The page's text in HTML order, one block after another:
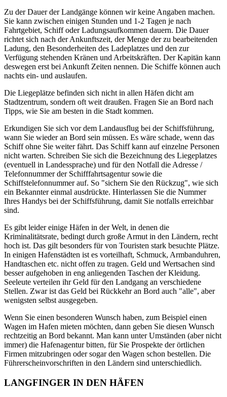
Zu der Dauer der Landgänge können wir keine Angaben machen.
Sie kann zwischen einigen Stunden und 1-2 Tagen je nach
Fahrtgebiet, Schiff oder Ladungsaufkommen dauern. Die Dauer
richtet sich nach der Ankunftszeit, der Menge der zu bearbeitenden
Ladung, den Besonderheiten des Ladeplatzes und den zur
Verfügung stehenden Kränen und Arbeitskräften. Der Kapitän kann
deswegen erst bei Ankunft Zeiten nennen. Die Schiffe können auch
nachts ein- und auslaufen.
Die Liegeplätze befinden sich nicht in allen Häfen dicht am
Stadtzentrum, sondern oft weit draußen. Fragen Sie an Bord nach
Tipps, wie Sie am besten in die Stadt kommen.
Erkundigen Sie sich vor dem Landausflug bei der Schiffsführung,
wann Sie wieder an Bord sein müssen. Es wäre schade, wenn das
Schiff ohne Sie weiter fährt. Das Schiff kann auf einzelne Personen
nicht warten. Schreiben Sie sich die Bezeichnung des Liegeplatzes
(eventuell in Landessprache) und für den Notfall die Adresse /
Telefonnummer der Schifffahrtsagentur sowie die
Schiffstelefonnummer auf. So "sichern Sie den Rückzug", wie sich
ein Bekannter einmal ausdrückte. Hinterlassen Sie die Nummer
Ihres Handys bei der Schiffsführung, damit Sie notfalls erreichbar
sind.
Es gibt leider einige Häfen in der Welt, in denen die
Kriminalitätsrate, bedingt durch große Armut in den Ländern, recht
hoch ist. Das gilt besonders für von Touristen stark besuchte Plätze.
In einigen Hafenstädten ist es vorteilhaft, Schmuck, Armbanduhren,
Handtaschen etc. nicht offen zu tragen. Geld und Wertsachen sind
besser aufgehoben in eng anliegenden Taschen der Kleidung.
Seeleute verteilen ihr Geld für den Landgang an verschiedene
Stellen. Zwar ist das Geld bei Rückkehr an Bord auch "alle", aber
wenigsten selbst ausgegeben.
Wenn Sie einen besonderen Wunsch haben, zum Beispiel einen
Wagen im Hafen mieten möchten, dann geben Sie diesen Wunsch
rechtzeitig an Bord bekannt. Man kann unter Umständen (aber nicht
immer) die Hafenagentur bitten, für Sie Prospekte der örtlichen
Firmen mitzubringen oder sogar den Wagen schon bestellen. Die
Führerscheinvorschriften in den Ländern sind unterschiedlich.
LANGFINGER IN DEN HÄFEN